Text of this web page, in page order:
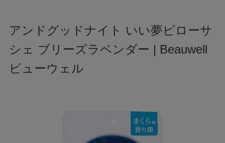
アンドグッドナイト いい夢ピローサ
シェ ブリーズラベンダー | Beauwell
ビューウェル